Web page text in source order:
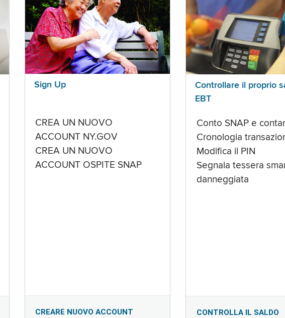
Sign Up
CREA UN NUOVO
ACCOUNT NY.GOV
CREA UN NUOVO
ACCOUNT OSPITE SNAP
CREARE NUOVO ACCOUNT
Controllare il proprio
EBT
Conto SNAP e
Cronologia
Modifica il PIN
Segnala tessera
danneggiata
CONTROLLA IL SALDO